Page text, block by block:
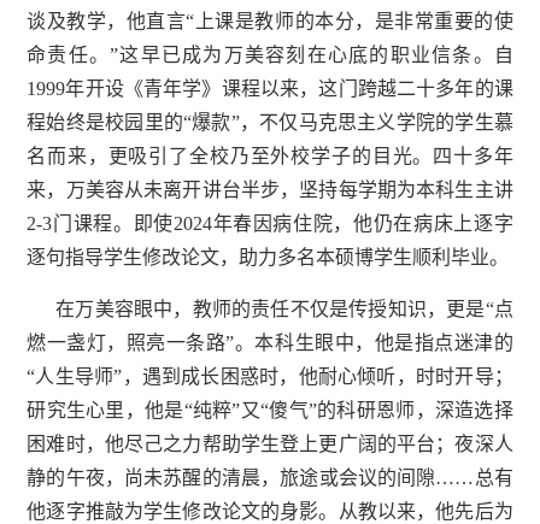
谈及教学，他直言“上课是教师的本分，是非常重要的使
命责任。”这早已成为万美容刻在心底的职业信条。自
1999年开设《青年学》课程以来，这门跨越二十多年的课
程始终是校园里的“爆款”，不仅马克思主义学院的学生慕
名而来，更吸引了全校乃至外校学子的目光。四十多年
来，万美容从未离开讲台半步，坚持每学期为本科生主讲
2-3门课程。即使2024年春因病住院，他仍在病床上逐字
逐句指导学生修改论文，助力多名本硕博学生顺利毕业。
在万美容眼中，教师的责任不仅是传授知识，更是“点
燃一盏灯，照亮一条路”。本科生眼中，他是指点迷津的
“人生导师”，遇到成长困惑时，他耐心倾听，时时开导；
研究生心里，他是“纯粹”又“傻气”的科研恩师，深造选择
困难时，他尽己之力帮助学生登上更广阔的平台；夜深人
静的午夜，尚未苏醒的清晨，旅途或会议的间隙……总有
他逐字推敲为学生修改论文的身影。从教以来，他先后为